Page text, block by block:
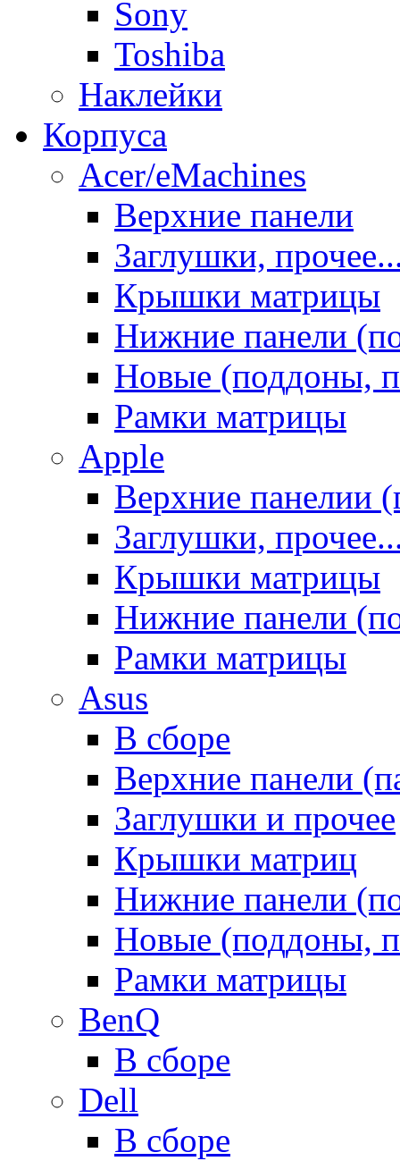
Sony
Toshiba
Наклейки
Корпуса
Acer/eMachines
Верхние панели
Заглушки,
Крышки матрицы
Нижние панели
Новые (поддоны,
Рамки матрицы
Apple
Верхние панелии
Заглушки,
Крышки матрицы
Нижние панели
Рамки матрицы
Asus
В сборе
Верхние панели
Заглушки и прочее
Крышки матриц
Нижние панели
Новые (поддоны,
Рамки матрицы
BenQ
В сборе
Dell
В сборе